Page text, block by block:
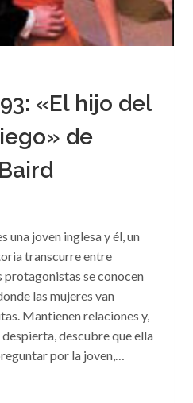
«El hijo del
de
una joven inglesa y él, un
transcurre entre
protagonistas se conocen
las mujeres van
Mantienen relaciones y,
descubre que ella
por la joven,…